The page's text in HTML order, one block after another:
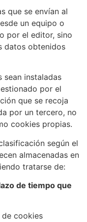
que se envían al
un equipo o
por el editor, sino
datos obtenidos
sean instaladas
por el
que se recoja
por un tercero, no
cookies propias.
según el
almacenadas en
tratarse de:
de tiempo que
cookies